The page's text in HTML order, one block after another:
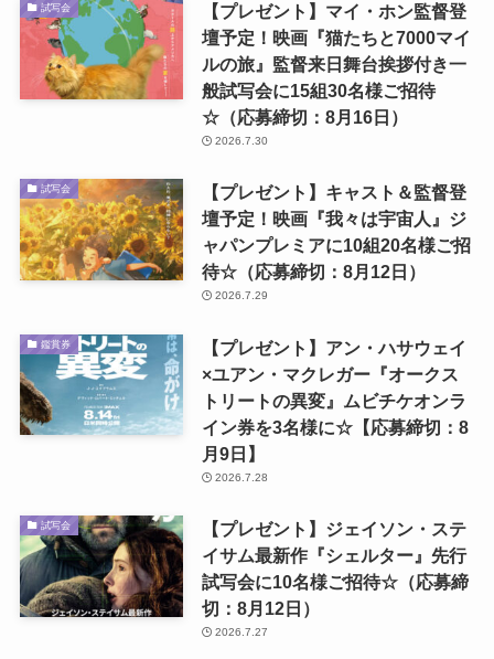
試写会
【プレゼント】マイ・ホン監督登
壇予定！映画『猫たちと7000マイ
ルの旅』監督来日舞台挨拶付き一
般試写会に15組30名様ご招待
☆（応募締切：8月16日）
2026.7.30
試写会
【プレゼント】キャスト＆監督登
壇予定！映画『我々は宇宙人』ジ
ャパンプレミアに10組20名様ご招
待☆（応募締切：8月12日）
2026.7.29
鑑賞券
【プレゼント】アン・ハサウェイ
×ユアン・マクレガー『オークス
トリートの異変』ムビチケオンラ
イン券を3名様に☆【応募締切：8
月9日】
2026.7.28
試写会
【プレゼント】ジェイソン・ステ
イサム最新作『シェルター』先行
試写会に10名様ご招待☆（応募締
切：8月12日）
2026.7.27